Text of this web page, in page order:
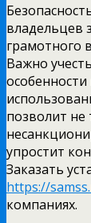
владельцев
грамотного
Важно
позволит не
упростит
Заказать
https://
компаниях.